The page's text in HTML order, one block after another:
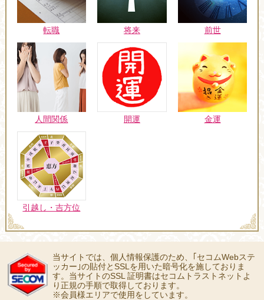
転職 将来 前世
人間関係 開運 金運
引越し・吉方位
当サイトでは、個人情報保護のため、｢セコムWebステ
ッカー｣の貼付とSSLを用いた暗号化を施しておりま
す。当サイトのSSL 証明書はセコムトラストネットよ
り正規の手順で取得しております。
※会員様エリアで使用をしています。